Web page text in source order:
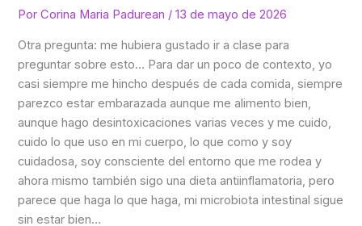
PorCorina Maria Padurean /13 de mayo de 2026
Otra pregunta: me hubiera gustado ir a clase para
preguntar sobre esto… Para dar un poco de contexto, yo
casi siempre me hincho después de cada comida, siempre
parezco estar embarazada aunque me alimento bien,
aunque hago desintoxicaciones varias veces y me cuido,
cuido lo que uso en mi cuerpo, lo que como y soy
cuidadosa, soy consciente del entorno que me rodea y
ahora mismo también sigo una dieta antiinflamatoria, pero
parece que haga lo que haga, mi microbiota intestinal sigue
sin estar bien…